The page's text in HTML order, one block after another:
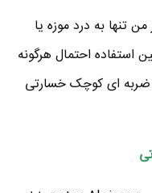
تنها به درد موزه یا
احتمال هرگونه
ضربه ای کوچک خسارتی